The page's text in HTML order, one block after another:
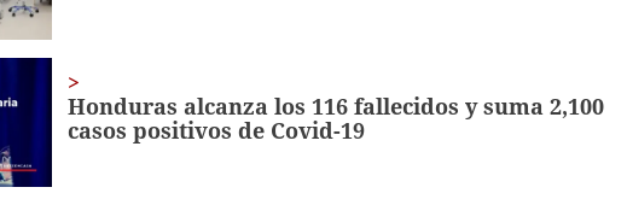
Honduras alcanza los 116 fallecidos y suma 2,100
casos positivos de Covid-19